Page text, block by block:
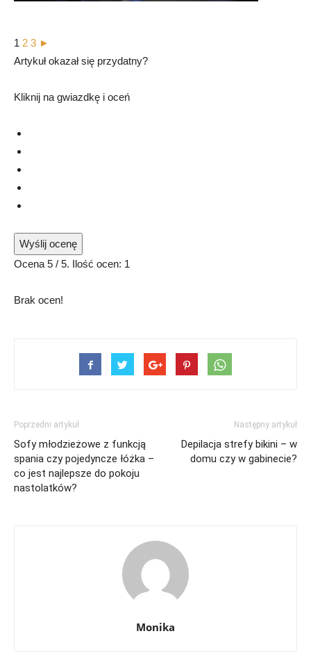
1 2 3 ►
Artykuł okazał się przydatny?
Kliknij na gwiazdkę i oceń
Wyślij ocenę
Ocena 5 / 5. Ilość ocen: 1
Brak ocen!
Poprzedni artykuł
Sofy młodzieżowe z funkcją
spania czy pojedyncze łóżka –
co jest najlepsze do pokoju
nastolatków?
Następny artykuł
Depilacja strefy bikini – w
domu czy w gabinecie?
Monika